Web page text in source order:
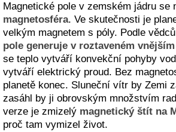
Magnetické pole v zemském jádru se
magnetosféra. Ve skutečnosti je
velkým magnetem s póly. Podle
pole generuje v roztaveném
se teplo vytváří konvekční pohyby
vytváří elektrický proud. Bez
planetě konec. Sluneční vítr by Zemi
zasáhl by ji obrovským množstvím
verze je zmizelý magnetický štít na
proč tam vymizel život.